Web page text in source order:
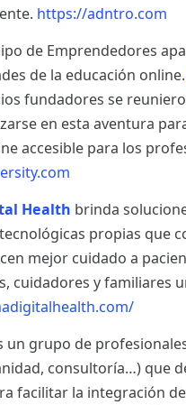
https://adntro.com
de Emprendedores
de la educación online.
fundadores se
en esta aventura
accesible para los
Health brinda
propias que
mejor cuidado a
cuidadores y familiares
un grupo de
consultoría…) que
facilitar la integración